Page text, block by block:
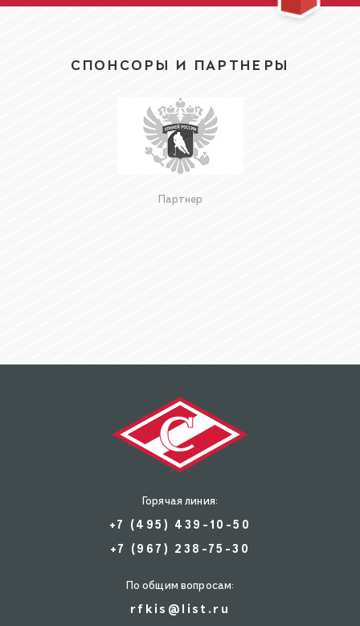
СПОНСОРЫ И ПАРТНЕРЫ
Горячая линия:
+7 (495) 439-10-50
+7 (967) 238-75-30
По общим вопросам:
rfkis@list.ru